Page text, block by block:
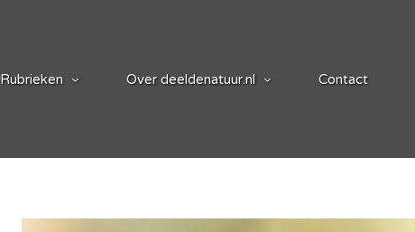
Rubrieken Over deeldenatuur.nl Contact